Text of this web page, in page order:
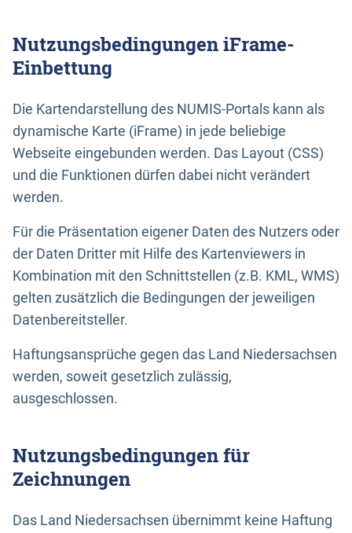
Nutzungsbedingungen iFrame-
Einbettung
Die Kartendarstellung des NUMIS-Portals kann als
dynamische Karte (iFrame) in jede beliebige
Webseite eingebunden werden. Das Layout (CSS)
und die Funktionen dürfen dabei nicht verändert
werden.
Für die Präsentation eigener Daten des Nutzers oder
der Daten Dritter mit Hilfe des Kartenviewers in
Kombination mit den Schnittstellen (z.B. KML, WMS)
gelten zusätzlich die Bedingungen der jeweiligen
Datenbereitsteller.
Haftungsansprüche gegen das Land Niedersachsen
werden, soweit gesetzlich zulässig,
ausgeschlossen.
Nutzungsbedingungen für
Zeichnungen
Das Land Niedersachsen übernimmt keine Haftung